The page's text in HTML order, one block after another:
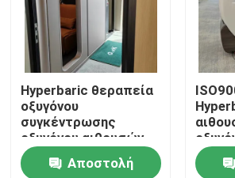
1.3 ΑΤΑ Hyperbaric
Hyperbaric αίθουσα Hardshell
Hyperbaric αίθουσα καθίσματος
Hyperbaric θεραπεία
οξυγόνου
συγκέντρωσης
οξυγόνου αιθουσών
23% 55DB Hardshell
για τους αθλητές
Αποστολή